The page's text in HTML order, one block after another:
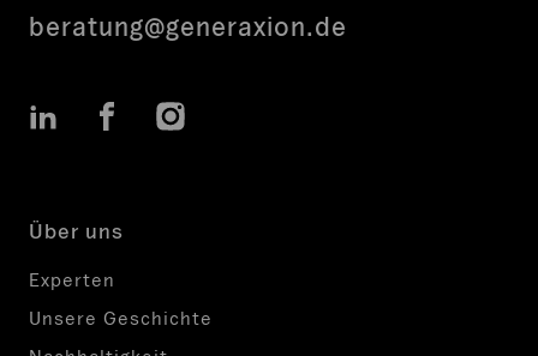
beratung@generaxion.de
LinkedInFacebookInstagram
Über uns
Experten
Unsere Geschichte